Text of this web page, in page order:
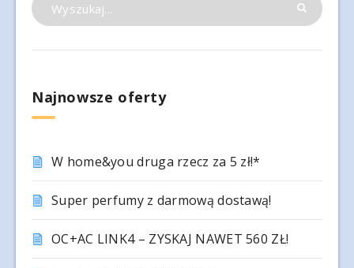
Najnowsze oferty
W home&you druga rzecz za 5 zł!*
Super perfumy z darmową dostawą!
OC+AC LINK4 – ZYSKAJ NAWET 560 ZŁ!